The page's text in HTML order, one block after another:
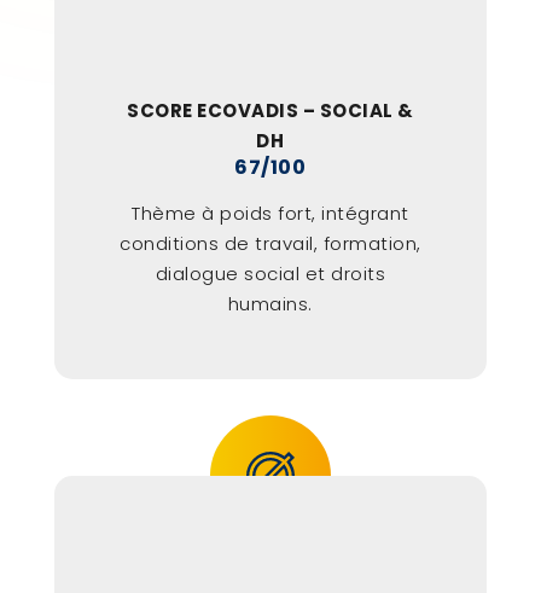
SCORE ECOVADIS – SOCIAL &
DH
67/100
Thème à poids fort, intégrant
conditions de travail, formation,
dialogue social et droits
humains.